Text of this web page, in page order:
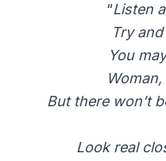
“Listen
Try
You
But there won’t
Look real